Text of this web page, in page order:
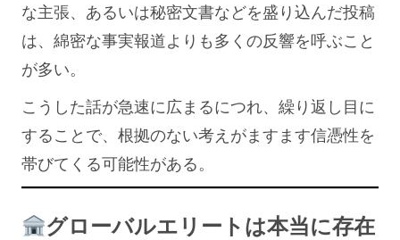
な主張、あるいは秘密文書などを盛り込んだ投稿
は、綿密な事実報道よりも多くの反響を呼ぶこと
が多い。
こうした話が急速に広まるにつれ、繰り返し目に
することで、根拠のない考えがますます信憑性を
帯びてくる可能性がある。
グローバルエリートは本当に存在